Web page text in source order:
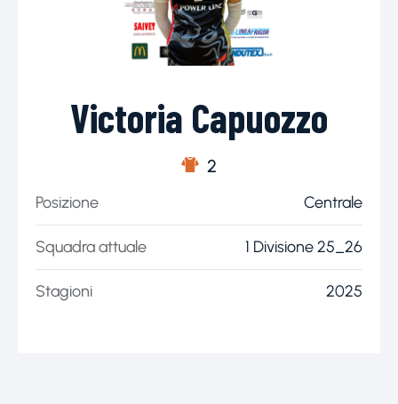
Victoria Capuozzo
2
Posizione Centrale
Squadra attuale 1 Divisione 25_26
Stagioni 2025